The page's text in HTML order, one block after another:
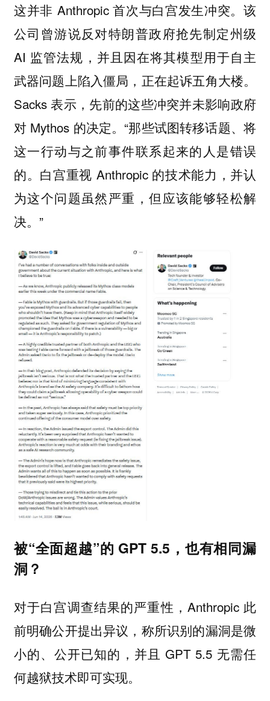
这并非 Anthropic 首次与白宫发生冲突。该
公司曾游说反对特朗普政府抢先制定州级
AI 监管法规，并且因在将其模型用于自主
武器问题上陷入僵局，正在起诉五角大楼。
Sacks 表示，先前的这些冲突并未影响政府
对 Mythos 的决定。“那些试图转移话题、将
这一行动与之前事件联系起来的人是错误
的。白宫重视 Anthropic 的技术能力，并认
为这个问题虽然严重，但应该能够轻松解
决。”
被“全面超越”的 GPT 5.5，也有相同漏
洞？
对于白宫调查结果的严重性，Anthropic 此
前明确公开提出异议，称所识别的漏洞是微
小的、公开已知的，并且 GPT 5.5 无需任
何越狱技术即可实现。